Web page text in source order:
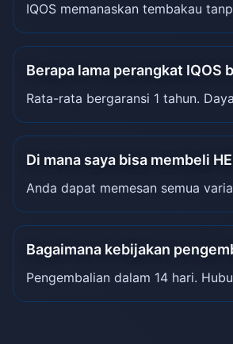
IQOS memanaskan tembakau
Berapa lama perangkat IQOS
Rata-rata bergaransi 1 tahun.
Di mana saya bisa membeli
Anda dapat memesan semua
Bagaimana kebijakan
Pengembalian dalam 14 hari.